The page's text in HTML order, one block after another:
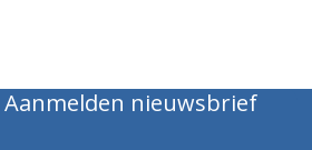
Aanmelden nieuwsbrief